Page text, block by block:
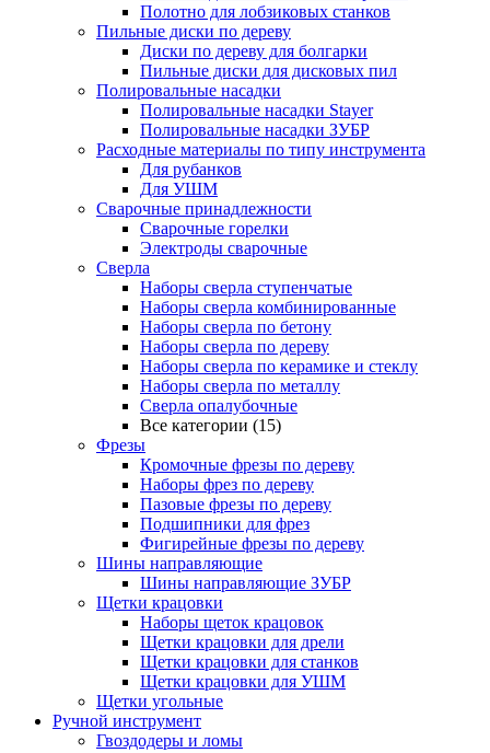
Полотно для лобзиковых станков
Пильные диски по дереву
Диски по дереву для болгарки
Пильные диски для дисковых пил
Полировальные насадки
Полировальные насадки Stayer
Полировальные насадки ЗУБР
Расходные материалы по типу инструмента
Для рубанков
Для УШМ
Сварочные принадлежности
Сварочные горелки
Электроды сварочные
Сверла
Наборы cверла ступенчатые
Наборы сверла комбинированные
Наборы сверла по бетону
Наборы сверла по дереву
Наборы сверла по керамике и стеклу
Наборы сверла по металлу
Сверла опалубочные
Все категории (15)
Фрезы
Кромочные фрезы по дереву
Наборы фрез по дереву
Пазовые фрезы по дереву
Подшипники для фрез
Фигирейные фрезы по дереву
Шины направляющие
Шины направляющие ЗУБР
Щетки крацовки
Наборы щеток крацовок
Щетки крацовки для дрели
Щетки крацовки для станков
Щетки крацовки для УШМ
Щетки угольные
Ручной инструмент
Гвоздодеры и ломы